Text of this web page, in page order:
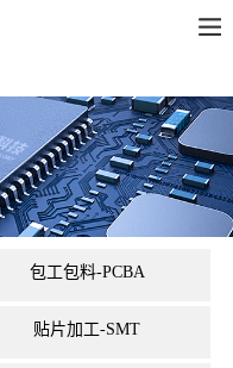
包工包料-PCBA
贴片加工-SMT